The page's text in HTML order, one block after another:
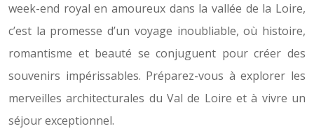
week-end royal en amoureux dans la vallée de la Loire,
c’est la promesse d’un voyage inoubliable, où histoire,
romantisme et beauté se conjuguent pour créer des
souvenirs impérissables. Préparez-vous à explorer les
merveilles architecturales du Val de Loire et à vivre un
séjour exceptionnel.